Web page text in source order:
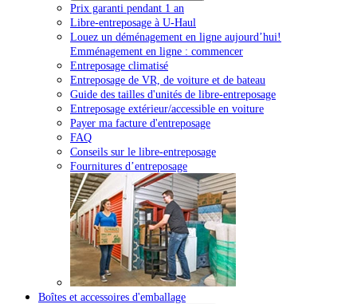
Prix garanti pendant 1 an
Libre-entreposage à U-Haul
Louez un déménagement en ligne aujourd’hui!
Emménagement en ligne : commencer
Entreposage climatisé
Entreposage de VR, de voiture et de bateau
Guide des tailles d'unités de libre-entreposage
Entreposage extérieur/accessible en voiture
Payer ma facture d'entreposage
FAQ
Conseils sur le libre-entreposage
Fournitures d’entreposage
Boîtes et accessoires d'emballage